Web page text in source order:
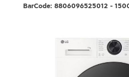
BarCode: 8806096525012 -